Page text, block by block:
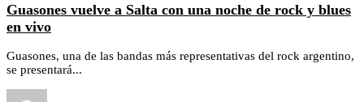
Guasones vuelve a Salta con una noche de rock y blues
en vivo
Guasones, una de las bandas más representativas del rock argentino,
se presentará...